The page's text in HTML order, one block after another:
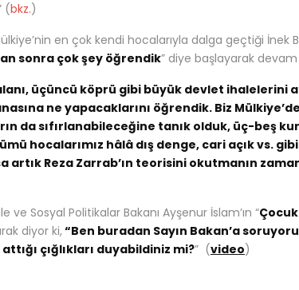
(bkz.)
en çok kendi hocalarıyla dalga geçtiği İnek
sonra çok şey öğrendik” diye başlayarak
üçüncü köprü gibi büyük devlet ihalelerini
ne yapacaklarını öğrendik. Biz
da sıfırlanabileceğine tanık olduk, üç-beş
hocalarımız hâlâ dış denge, cari açık vs.
artık Reza Zarrab’ın teorisini okutmanın
Sosyal Politikalar Bakanı Ayşenur İslam’ın “
diyor ki, “Ben buradan Sayın Bakan’a
çığlıkları duyabildiniz mi?” (video)